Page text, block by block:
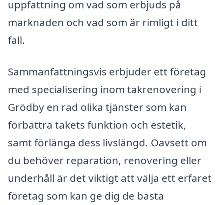
uppfattning om vad som erbjuds på
marknaden och vad som är rimligt i ditt
fall.
Sammanfattningsvis erbjuder ett företag
med specialisering inom takrenovering i
Grödby en rad olika tjänster som kan
förbättra takets funktion och estetik,
samt förlänga dess livslängd. Oavsett om
du behöver reparation, renovering eller
underhåll är det viktigt att välja ett erfaret
företag som kan ge dig de bästa